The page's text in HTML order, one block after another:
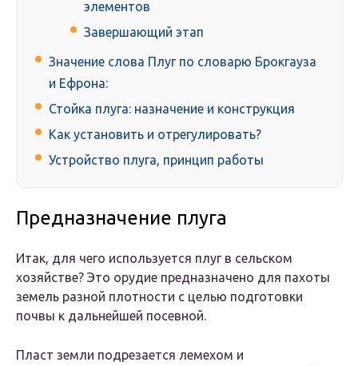
элементов
Завершающий этап
Значение слова Плуг по словарю Брокгауза
и Ефрона:
Стойка плуга: назначение и конструкция
Как установить и отрегулировать?
Устройство плуга, принцип работы
Предназначение плуга
Итак, для чего используется плуг в сельском
хозяйстве? Это орудие предназначено для пахоты
земель разной плотности с целью подготовки
почвы к дальнейшей посевной.
Пласт земли подрезается лемехом и